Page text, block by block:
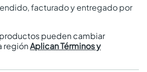
facturado y entregado por
pueden cambiar
regiónAplican Términos y